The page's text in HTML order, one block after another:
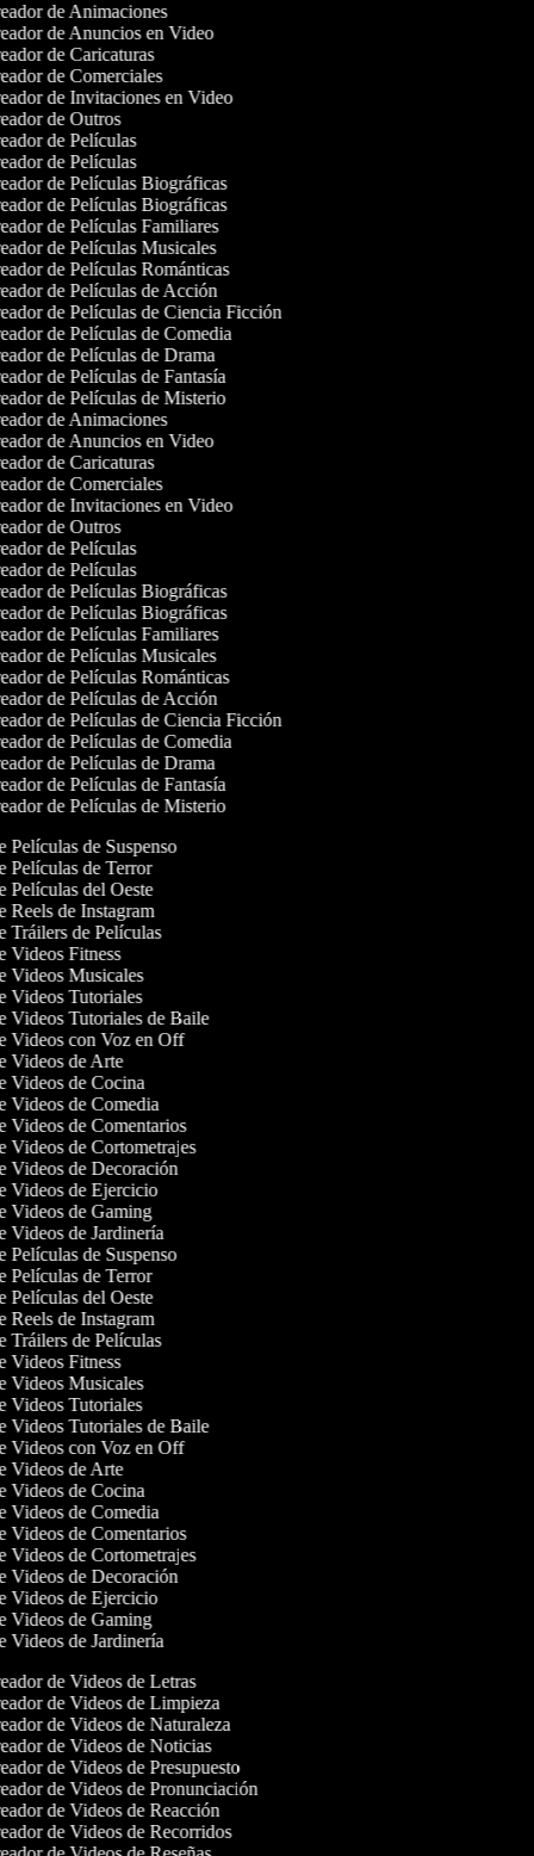
de Animaciones
de Anuncios en Video
de Caricaturas
de Comerciales
de Invitaciones en Video
de Outros
de Películas
de Películas
de Películas Biográficas
de Películas Biográficas
de Películas Familiares
de Películas Musicales
de Películas Románticas
de Películas de Acción
de Películas de Ciencia Ficción
de Películas de Comedia
de Películas de Drama
de Películas de Fantasía
de Películas de Misterio
de Animaciones
de Anuncios en Video
de Caricaturas
de Comerciales
de Invitaciones en Video
de Outros
de Películas
de Películas
de Películas Biográficas
de Películas Biográficas
de Películas Familiares
de Películas Musicales
de Películas Románticas
de Películas de Acción
de Películas de Ciencia Ficción
de Películas de Comedia
de Películas de Drama
de Películas de Fantasía
de Películas de Misterio
Películas de Suspenso
Películas de Terror
Películas del Oeste
Reels de Instagram
Tráilers de Películas
Videos Fitness
Videos Musicales
Videos Tutoriales
Videos Tutoriales de Baile
Videos con Voz en Off
Videos de Arte
Videos de Cocina
Videos de Comedia
Videos de Comentarios
Videos de Cortometrajes
Videos de Decoración
Videos de Ejercicio
Videos de Gaming
Videos de Jardinería
Películas de Suspenso
Películas de Terror
Películas del Oeste
Reels de Instagram
Tráilers de Películas
Videos Fitness
Videos Musicales
Videos Tutoriales
Videos Tutoriales de Baile
Videos con Voz en Off
Videos de Arte
Videos de Cocina
Videos de Comedia
Videos de Comentarios
Videos de Cortometrajes
Videos de Decoración
Videos de Ejercicio
Videos de Gaming
Videos de Jardinería
de Videos de Letras
de Videos de Limpieza
de Videos de Naturaleza
de Videos de Noticias
de Videos de Presupuesto
de Videos de Pronunciación
de Videos de Reacción
de Videos de Recorridos